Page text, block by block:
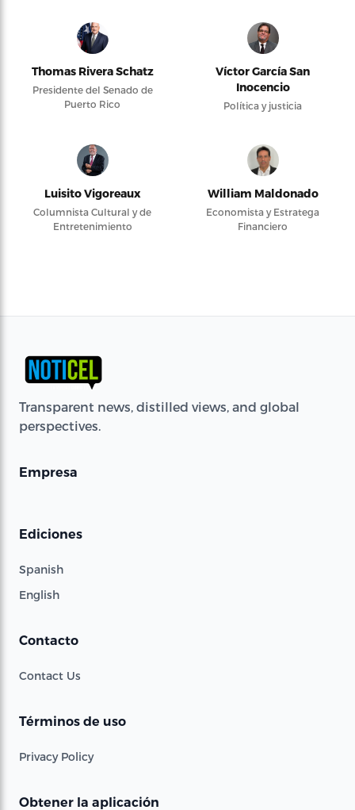
Thomas Rivera Schatz
Presidente del Senado de
Puerto Rico
Víctor García San
Inocencio
Política y justicia
Luisito Vigoreaux
Columnista Cultural y de
Entretenimiento
William Maldonado
Economista y Estratega
Financiero
Transparent news, distilled views, and global
perspectives.
Empresa
Ediciones
Spanish
English
Contacto
Contact Us
Términos de uso
Privacy Policy
Obtener la aplicación